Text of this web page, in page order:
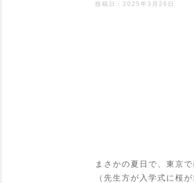
投稿日： 2025年3月26日
まさかの夏日で、東京
（先生方が入学式に桜